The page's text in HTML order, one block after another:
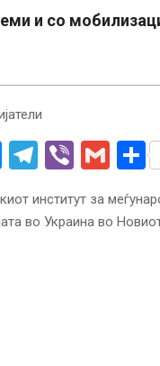
и со
Messenger
Telegram
Viber
институт за
во Украина во